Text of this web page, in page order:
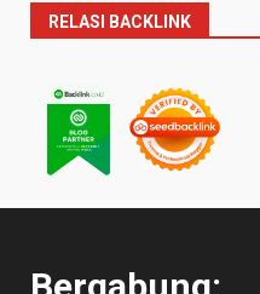
RELASI BACKLINK